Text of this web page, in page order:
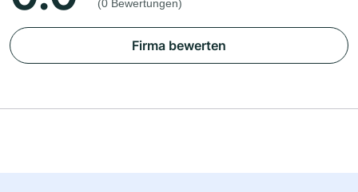
(0 Bewertungen)
Firma bewerten